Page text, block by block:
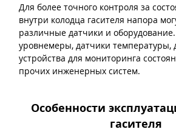
Для более точного контроля за
внутри колодца гасителя напора
различные датчики и
уровнемеры, датчики температуры,
устройства для мониторинга
прочих инженерных систем.
Особенности
гасителя